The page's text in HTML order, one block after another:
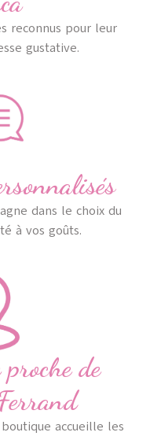
reconnus pour leur
gustative.
dans le choix du
à vos goûts.
de
accueille les